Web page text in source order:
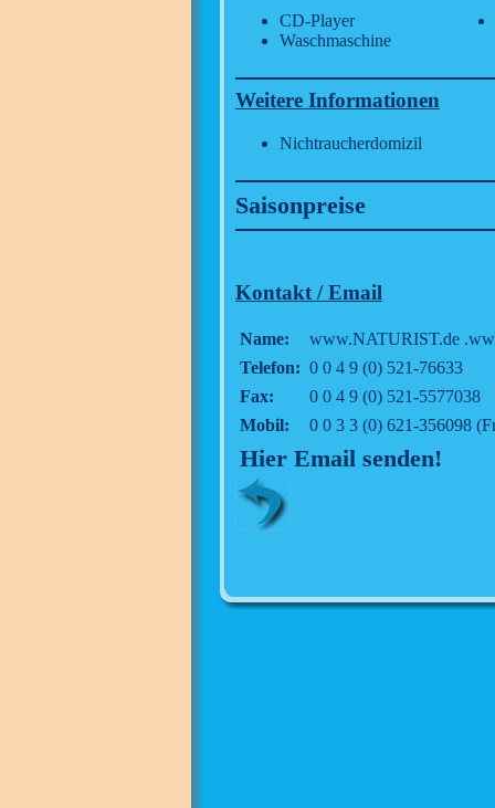
CD-Player
Waschmaschine
Weitere Informationen
Nichtraucherdomizil
Saisonpreise
Kontakt / Email
Name:
www.NATURIST.de
Telefon: 0 0 4 9 (0) 521-76633
Fax:
0 0 4 9 (0) 521-5577038
Mobil:
0 0 3 3 (0) 621-356098
Hier Email senden!